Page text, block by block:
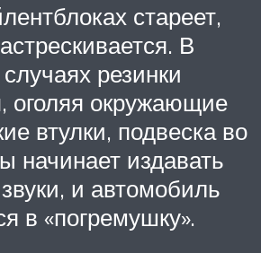
стареет,
В
резинки
оголяя окружающие
втулки, подвеска во
начинает издавать
и автомобиль
в «погремушку».